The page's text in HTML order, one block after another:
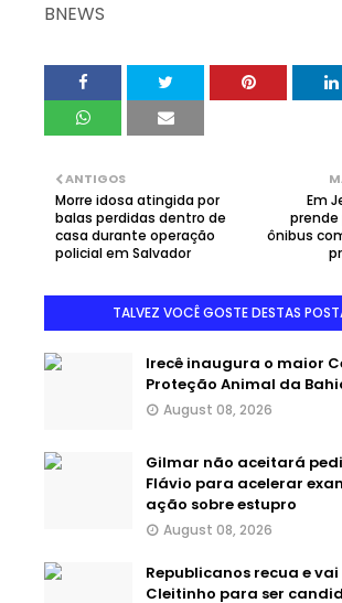
BNEWS
Em
prende
ônibus
ANTIGOS
Morre idosa atingida por
balas perdidas dentro de
casa durante operação
policial em Salvador
TALVEZ VOCÊ GOSTE DESTAS
Irecê inaugura o maior
Proteção Animal da
August 08, 2026
Gilmar não aceitará
Flávio para acelerar
ação sobre estupro
August 08, 2026
Republicanos recua e
Cleitinho para ser